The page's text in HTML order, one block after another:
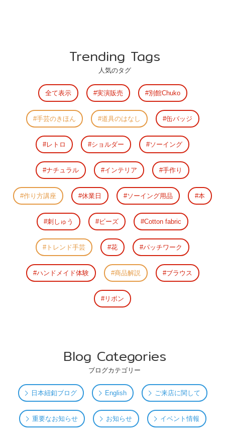
Trending Tags
人気のタグ
全て表示 実演販売 別館Chuko
手芸のきほん 道具のはなし 缶バッジ
レトロ ショルダー ソーイング
ナチュラル インテリア 手作り
作り方講座 休業日 ソーイング用品 本
刺しゅう ビーズ Cotton fabric
トレンド手芸 花 パッチワーク
ハンドメイド体験 商品解説 ブラウス
リボン
Blog Categories
ブログカテゴリー
日本紐釦ブログ English ご来店に関して
重要なお知らせ お知らせ イベント情報